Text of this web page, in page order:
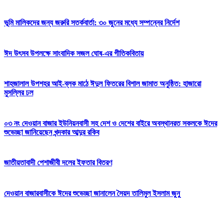
ভূমি মালিকদের জন্য জরুরি সতর্কবার্তা: ৩০ জুনের মধ্যে সম্পন্নের নির্দেশ
ঈদ উৎসব উপলক্ষে সাংবাদিক সজল ঘোষ-এর গীতিকবিতায়
শাহজালাল উপশহর আই-ব্লক মাঠে ঈদুল ফিতরের বিশাল জামাত অনুষ্ঠিত: হাজারো
মুসল্লির ঢল
০৩ নং দেওয়ান বাজার ইউনিয়নবাসী সহ দেশ ও দেশের বাইরে অবস্থানরত সকলকে ঈদের
শুভেচ্ছা জানিয়েছেন খন্দকার আব্দুর রকিব
জাতীয়তাবাদী পেশাজীবী দলের ইফতার বিতরণ
দেওয়ান বাজারবাসীকে ঈদের শুভেচ্ছা জানালেন সৈয়দ তালিমুল ইসলাম জুনু